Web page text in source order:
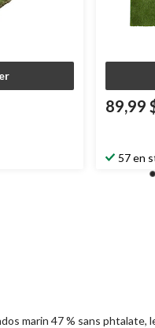
89,99
57 en
marin 47 % sans